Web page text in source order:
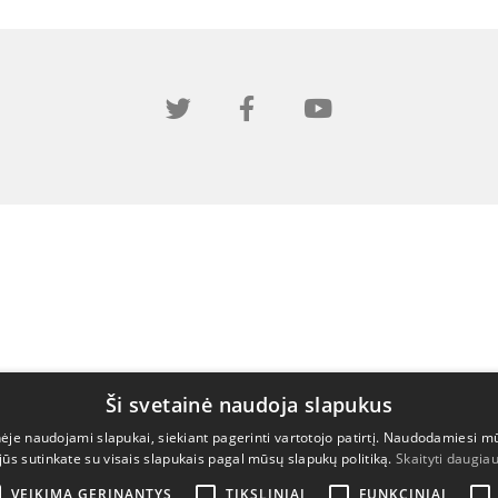
Ši svetainė naudoja slapukus
naudojami slapukai, siekiant pagerinti vartotojo patirtį. Naudodamiesi
jūs sutinkate su visais slapukais pagal mūsų slapukų politiką. Skaityti daugiau
VEIKIMĄ GERINANTYS TIKSLINIAI FUNKCINIAI